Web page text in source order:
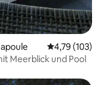
4,79 (103)
Meerblick und Pool